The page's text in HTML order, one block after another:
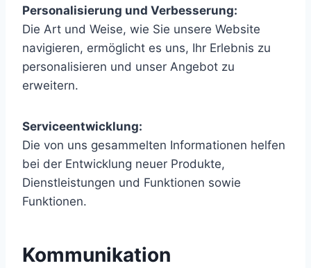
Personalisierung und Verbesserung:
Die Art und Weise, wie Sie unsere Website
navigieren, ermöglicht es uns, Ihr Erlebnis zu
personalisieren und unser Angebot zu
erweitern.
Serviceentwicklung:
Die von uns gesammelten Informationen helfen
bei der Entwicklung neuer Produkte,
Dienstleistungen und Funktionen sowie
Funktionen.
Kommunikation